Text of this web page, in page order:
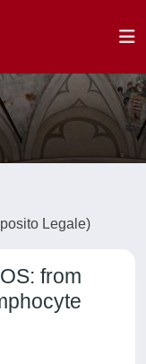
Legale)
from